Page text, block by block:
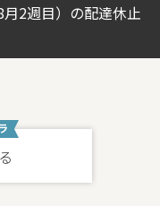
2週目）の配達休止